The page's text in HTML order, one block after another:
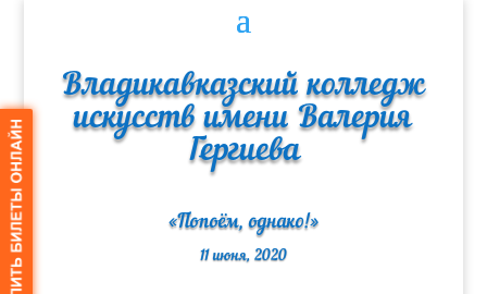
Владикавказский колледж
искусств имени Валерия
Гергиева
«Попоём, однако!»
11 июня, 2020